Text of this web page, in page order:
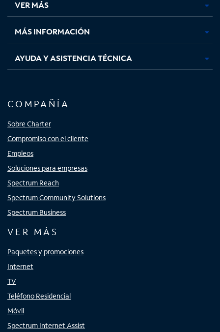
pestaña
nueva
pestaña
nueva
pestaña
nuevanueva
VER MÁS
MÁS INFORMACIÓN
AYUDA Y ASISTENCIA TÉCNICA
COMPAÑÍA
Sobre Charter
Compromiso con el cliente
Empleos
Soluciones para empresas
Spectrum Reach
Spectrum Community Solutions
Spectrum Business
VER MÁS
Paquetes y promociones
Internet
TV
Teléfono Residencial
Móvil
Spectrum Internet Assist